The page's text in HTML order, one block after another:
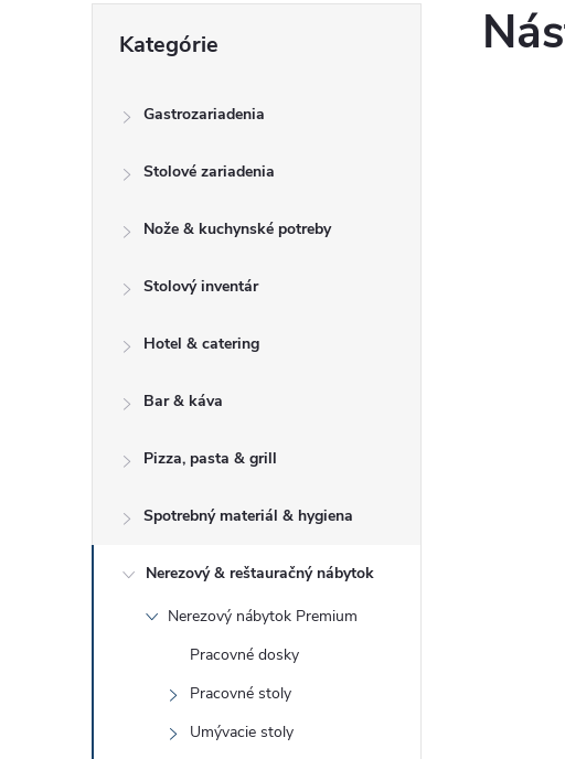
kategórie
Kategórie
Gastrozariadenia
Stolové zariadenia
Nože & kuchynské potreby
Stolový inventár
Hotel & catering
Bar & káva
Pizza, pasta & grill
Spotrebný materiál & hygiena
Nerezový & reštauračný nábytok
Nerezový nábytok Premium
Pracovné dosky
Pracovné stoly
Umývacie stoly